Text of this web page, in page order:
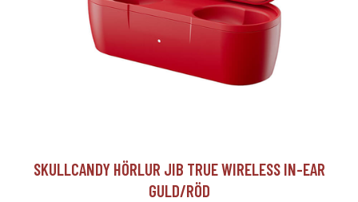
SKULLCANDY HÖRLUR JIB TRUE WIRELESS IN-EAR
GULD/RÖD